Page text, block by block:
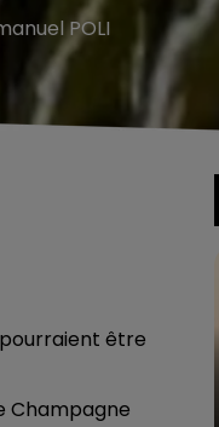
POLI
être
Champagne